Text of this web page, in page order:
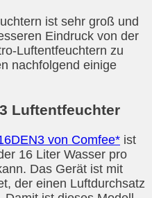
ist sehr groß und
Eindruck von der
Luftentfeuchtern zu
nachfolgend einige
Luftentfeuchter
von Comfee* ist
16 Liter Wasser pro
Das Gerät ist mit
der einen Luftdurchsatz